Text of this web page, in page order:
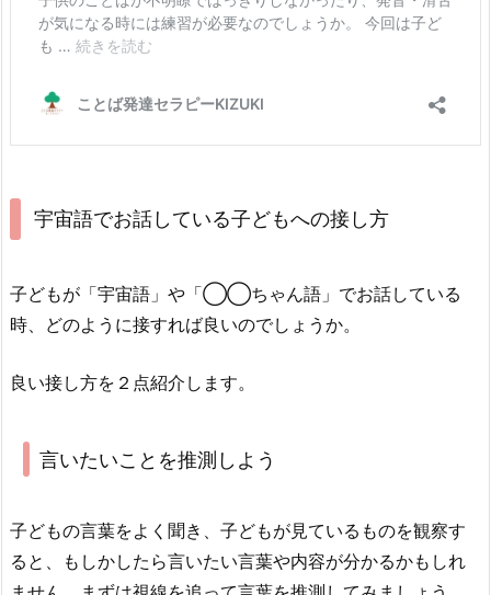
宇宙語でお話している子どもへの接し方
子どもが「宇宙語」や「◯◯ちゃん語」でお話している
時、どのように接すれば良いのでしょうか。
良い接し方を２点紹介します。
言いたいことを推測しよう
子どもの言葉をよく聞き、子どもが見ているものを観察す
ると、もしかしたら言いたい言葉や内容が分かるかもしれ